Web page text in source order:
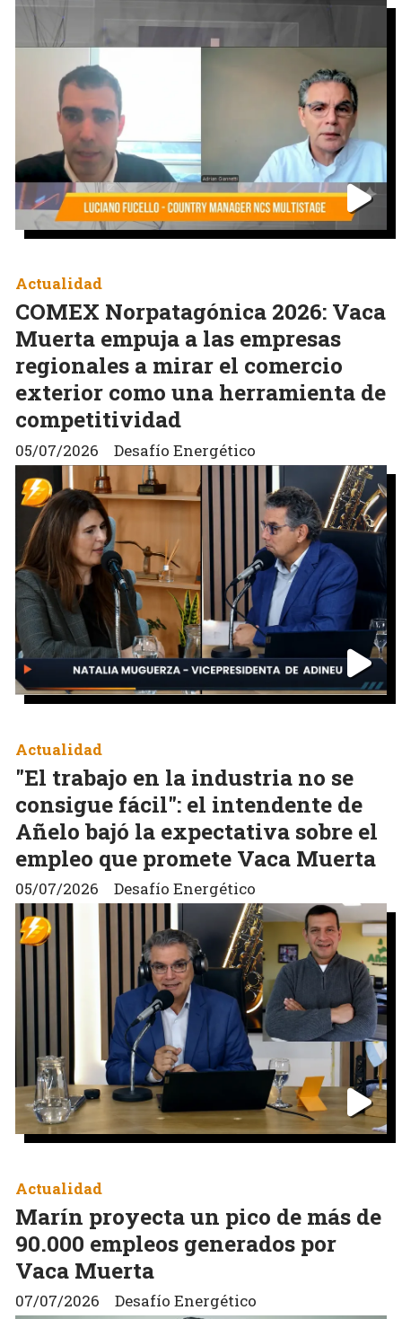
COMEX Norpatagónica 2026: Vaca
Muerta empuja a las empresas
regionales a mirar el comercio
exterior como una herramienta de
competitividad
Desafío Energético
Actualidad
05/07/2026
"El trabajo en la industria no se
consigue fácil": el intendente de
Añelo bajó la expectativa sobre el
empleo que promete Vaca Muerta
Desafío Energético
Actualidad
05/07/2026
Marín proyecta un pico de más de
90.000 empleos generados por
Vaca Muerta
Desafío Energético
Actualidad
07/07/2026